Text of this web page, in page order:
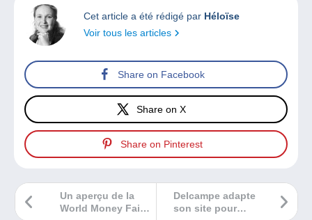
Cet article a été rédigé par Héloïse
Voir tous les articles
Share on Facebook
Share on X
Share on Pinterest
Delcampe adapte
son site pour
Un aperçu de la
World Money Fair